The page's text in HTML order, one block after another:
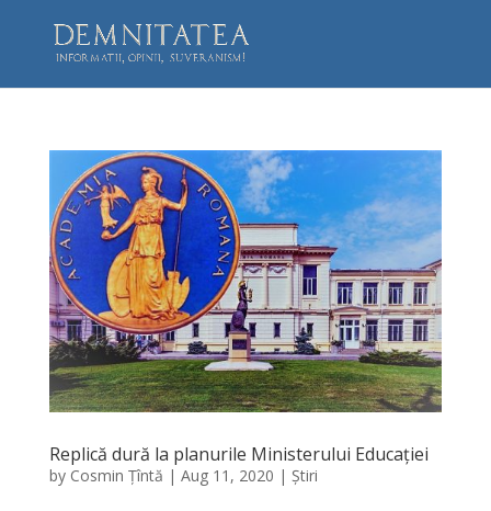
Replică dură la planurile Ministerului Educației
by Cosmin Țîntă | Aug 11, 2020 | Știri